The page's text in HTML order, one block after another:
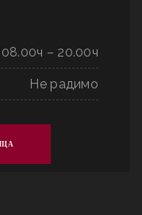
08.00ч – 20.00ч
Не радимо